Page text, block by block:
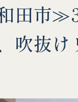
田市
吹抜